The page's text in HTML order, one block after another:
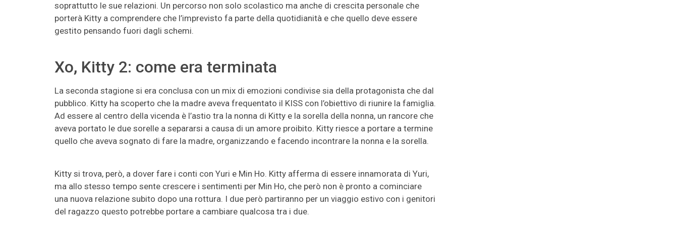
soprattutto le sue relazioni. Un percorso non solo scolastico ma anche di crescita personale che
porterà Kitty a comprendere che l’imprevisto fa parte della quotidianità e che quello deve essere
gestito pensando fuori dagli schemi.
Xo, Kitty 2: come era terminata
La seconda stagione si era conclusa con un mix di emozioni condivise sia della protagonista che dal
pubblico. Kitty ha scoperto che la madre aveva frequentato il KISS con l’obiettivo di riunire la famiglia.
Ad essere al centro della vicenda è l’astio tra la nonna di Kitty e la sorella della nonna, un rancore che
aveva portato le due sorelle a separarsi a causa di un amore proibito. Kitty riesce a portare a termine
quello che aveva sognato di fare la madre, organizzando e facendo incontrare la nonna e la sorella.
Kitty si trova, però, a dover fare i conti con Yuri e Min Ho. Kitty afferma di essere innamorata di Yuri,
ma allo stesso tempo sente crescere i sentimenti per Min Ho, che però non è pronto a cominciare
una nuova relazione subito dopo una rottura. I due però partiranno per un viaggio estivo con i genitori
del ragazzo questo potrebbe portare a cambiare qualcosa tra i due.